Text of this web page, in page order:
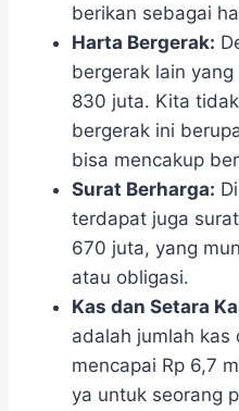
berikan sebagai
Harta Bergerak:
bergerak lain
830 juta. Kita
bergerak ini
bisa mencakup
Surat Berharga:
terdapat juga
670 juta, yang
atau obligasi.
Kas dan Setara
adalah jumlah kas
mencapai Rp 6,7
ya untuk seorang